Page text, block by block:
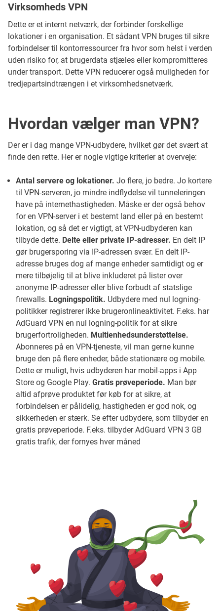
Virksomheds VPN
Dette er et internt netværk, der forbinder forskellige
lokationer i en organisation. Et sådant VPN bruges til sikre
forbindelser til kontorressourcer fra hvor som helst i verden
uden risiko for, at brugerdata stjæles eller kompromitteres
under transport. Dette VPN reducerer også muligheden for
tredjepartsindtrængen i et virksomhedsnetværk.
Hvordan vælger man VPN?
Der er i dag mange VPN-udbydere, hvilket gør det svært at
finde den rette. Her er nogle vigtige kriterier at overveje:
Antal servere og lokationer. Jo flere, jo bedre. Jo kortere
til VPN-serveren, jo mindre indflydelse vil tunneleringen
have på internethastigheden. Måske er der også behov
for en VPN-server i et bestemt land eller på en bestemt
lokation, og så det er vigtigt, at VPN-udbyderen kan
tilbyde dette. Delte eller private IP-adresser. En delt IP
gør brugersporing via IP-adressen svær. En delt IP-
adresse bruges dog af mange enheder samtidigt og er
mere tilbøjelig til at blive inkluderet på lister over
anonyme IP-adresser eller blive forbudt af statslige
firewalls. Logningspolitik. Udbydere med nul logning-
politikker registrerer ikke brugeronlineaktivitet. F.eks. har
AdGuard VPN en nul logning-politik for at sikre
brugerfortroligheden. Multienhedsunderstøttelse.
Abonneres på en VPN-tjeneste, vil man gerne kunne
bruge den på flere enheder, både stationære og mobile.
Dette er muligt, hvis udbyderen har mobil-apps i App
Store og Google Play. Gratis prøveperiode. Man bør
altid afprøve produktet før køb for at sikre, at
forbindelsen er pålidelig, hastigheden er god nok, og
sikkerheden er stærk. Se efter udbydere, som tilbyder en
gratis prøveperiode. F.eks. tilbyder AdGuard VPN 3 GB
gratis trafik, der fornyes hver måned